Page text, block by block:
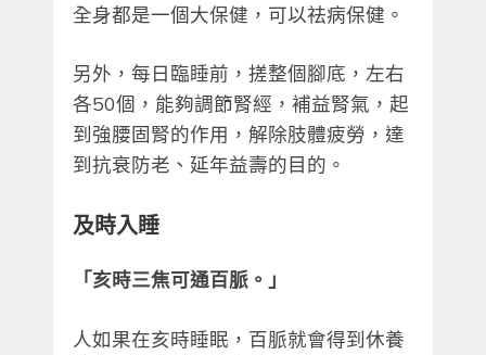
全身都是一個大保健，可以祛病保健。
另外，每日臨睡前，搓整個腳底，左右
各50個，能夠調節腎經，補益腎氣，起
到強腰固腎的作用，解除肢體疲勞，達
到抗衰防老、延年益壽的目的。
及時入睡
「亥時三焦可通百脈。」
人如果在亥時睡眠，百脈就會得到休養